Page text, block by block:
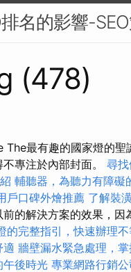
名的影響-
(478)
最有趣的國家燈的
專注於內部封面。 尋
輔聽器，為聽力有障礙
戶口碑外燴推薦 了解裝
的解決方案的效果，因
的完整指引，快速辦理
適 牆壁漏水緊急處理，
午後時光 專業網路行銷公